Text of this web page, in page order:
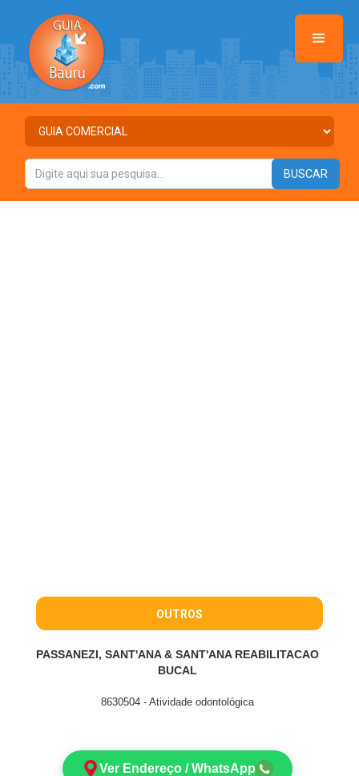
OUTROS
PASSANEZI, SANT'ANA & SANT'ANA REABILITACAO
BUCAL
8630504 - Atividade odontológica
Ver Endereço / WhatsApp